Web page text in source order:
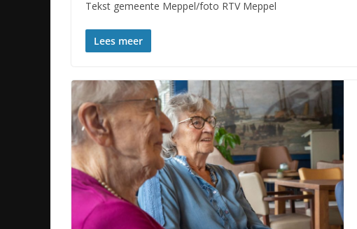
Tekst gemeente Meppel/foto RTV Meppel
Lees meer